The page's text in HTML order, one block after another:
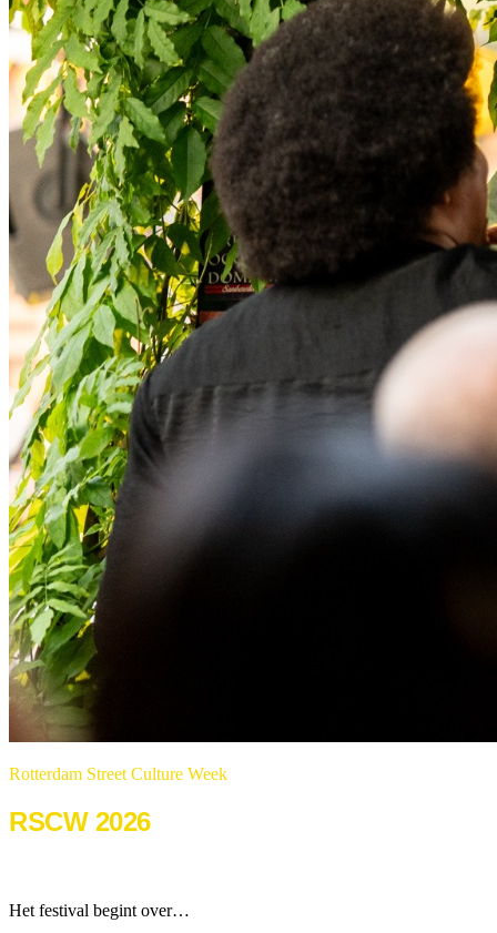
Rotterdam Street Culture Week
RSCW 2026
Het festival begint over…